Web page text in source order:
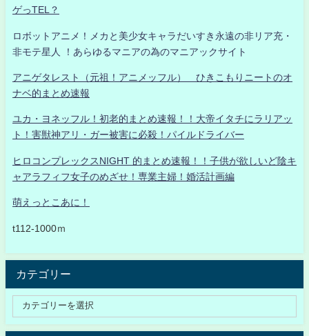
ゲっTEL？
ロボットアニメ！メカと美少女キャラだいすき永遠の非リア充・
非モテ星人 ！あらゆるマニアの為のマニアックサイト
アニゲタレスト（元祖！アニメッフル） ひきこもりニートのオ
ナベ的まとめ速報
ユカ・ヨネッフル！初老的まとめ速報！！大帝イタチにラリアッ
ト！害獣神アリ・ガー被害に必殺！パイルドライバー
ヒロコンプレックスNIGHT 的まとめ速報！！子供が欲しいど陰キ
ャアラフィフ女子のめざせ！専業主婦！婚活計画編
萌えっとこあに！
t112-1000ｍ
カテゴリー